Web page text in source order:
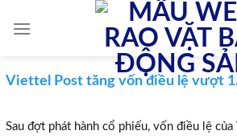
Viettel Post tăng vốn điều lệ vượt
Sau đợt phát hành cổ phiếu, vốn điều lệ